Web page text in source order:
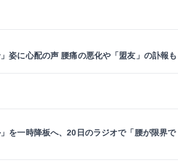
姿に心配の声 腰痛の悪化や「盟友」の訃報も
を一時降板へ、20日のラジオで「腰が限界で